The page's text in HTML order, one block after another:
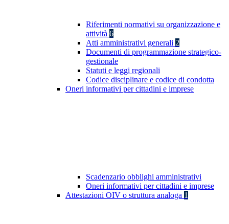
Riferimenti normativi su organizzazione e
attività 6
Atti amministrativi generali 2
Documenti di programmazione strategico-
gestionale
Statuti e leggi regionali
Codice disciplinare e codice di condotta
Oneri informativi per cittadini e imprese
Scadenzario obblighi amministrativi
Oneri informativi per cittadini e imprese
Attestazioni OIV o struttura analoga 1